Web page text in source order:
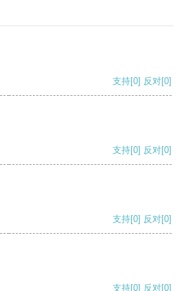
支持[0] 反对[0]
支持[0] 反对[0]
支持[0] 反对[0]
支持[0] 反对[0]